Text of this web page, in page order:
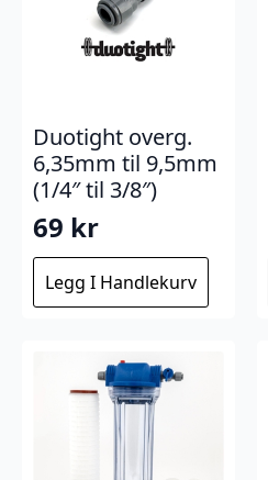
Duotight overg.
6,35mm til 9,5mm
(1/4″ til 3/8″)
69 kr
Legg I Handlekurv